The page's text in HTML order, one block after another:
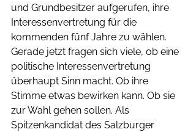
und Grundbesitzer aufgerufen, ihre
Interessenvertretung für die
kommenden fünf Jahre zu wählen.
Gerade jetzt fragen sich viele, ob eine
politische Interessenvertretung
überhaupt Sinn macht. Ob ihre
Stimme etwas bewirken kann. Ob sie
zur Wahl gehen sollen. Als
Spitzenkandidat des Salzburger